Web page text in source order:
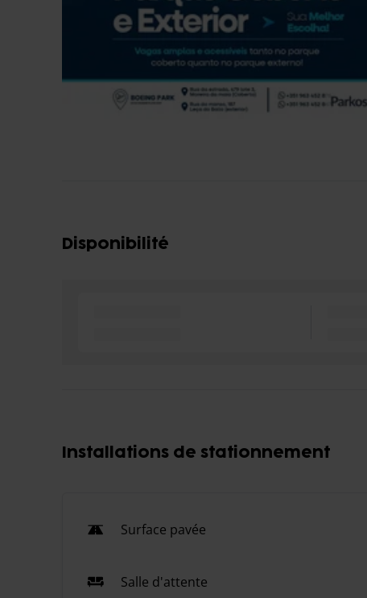
Disponibilité
Installations de stationnement
Surface pavée
Salle d'attente